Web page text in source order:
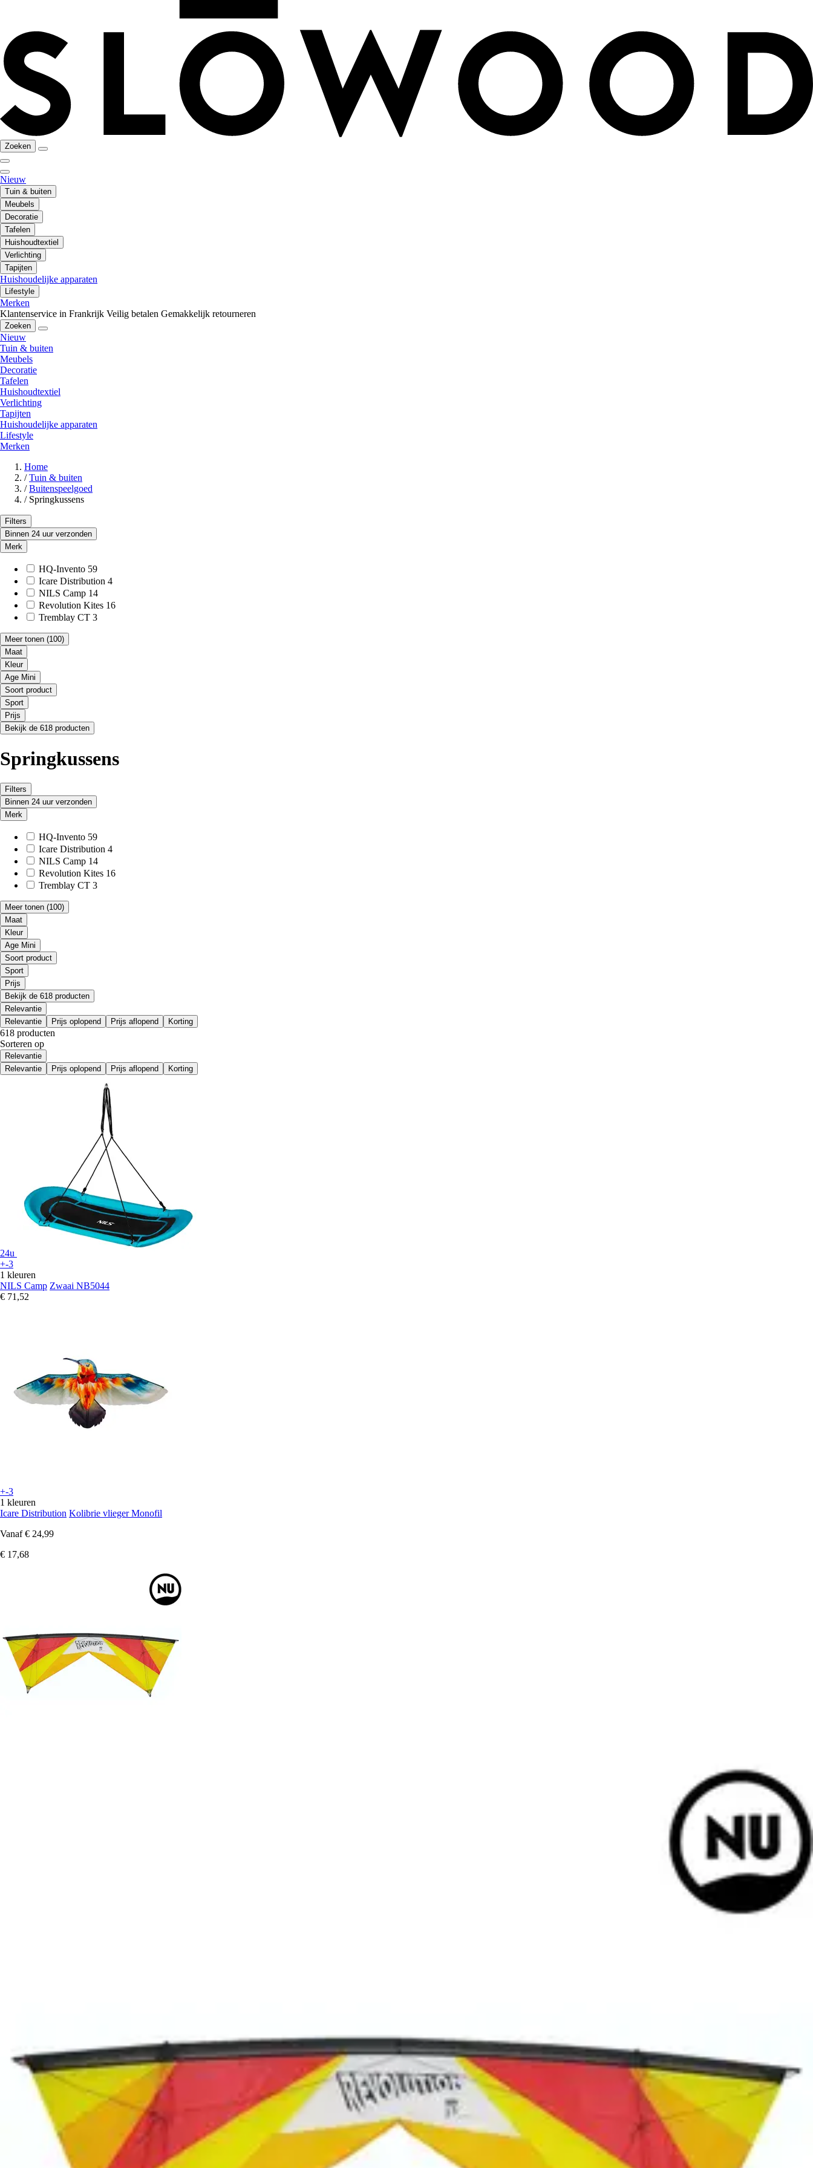
Zoeken
Nieuw
Tuin & buiten
Meubels
Decoratie
Tafelen
Huishoudtextiel
Verlichting
Tapijten
Huishoudelijke apparaten
Lifestyle
Merken
Klantenservice in Frankrijk Veilig betalen Gemakkelijk retourneren
Zoeken
Nieuw
Tuin & buiten
Meubels
Decoratie
Tafelen
Huishoudtextiel
Verlichting
Tapijten
Huishoudelijke apparaten
Lifestyle
Merken
Home
/ Tuin & buiten
/ Buitenspeelgoed
/ Springkussens
Filters
Binnen 24 uur verzonden
Merk
HQ-Invento 59
Icare Distribution 4
NILS Camp 14
Revolution Kites 16
Tremblay CT 3
Meer tonen (100)
Maat
Kleur
Age Mini
Soort product
Sport
Prijs
Bekijk de 618 producten
Springkussens
Filters
Binnen 24 uur verzonden
Merk
HQ-Invento 59
Icare Distribution 4
NILS Camp 14
Revolution Kites 16
Tremblay CT 3
Meer tonen (100)
Maat
Kleur
Age Mini
Soort product
Sport
Prijs
Bekijk de 618 producten
Relevantie
Relevantie
Prijs oplopend Prijs aflopend Korting
618 producten
Sorteren op
Relevantie
Relevantie
Prijs oplopend Prijs aflopend Korting
24u
+-3
1 kleuren
NILS Camp Zwaai NB5044
€ 71,52
+-3
1 kleuren
Icare Distribution Kolibrie vlieger Monofil
Vanaf € 24,99
€ 17,68